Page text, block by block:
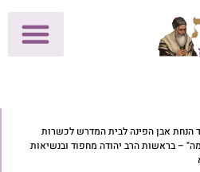
הנחת אבן הפינה לבית המדרש לכשרות
– בראשות הרב יהודה מחפוד ובנשיאות